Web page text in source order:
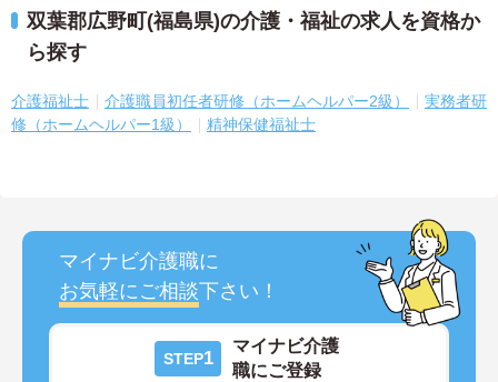
双葉郡広野町(福島県)の介護・福祉の求人を資格か
ら探す
介護福祉士 介護職員初任者研修（ホームヘルパー2級）
実務者研
修（ホームヘルパー1級）
精神保健福祉士
マイナビ介護職に
お気軽にご相談下さい！
STEP1
マイナビ介護
職にご登録